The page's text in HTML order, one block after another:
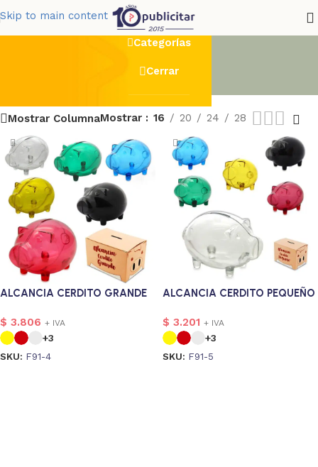
Skip to main content cerda
Categorías
Cerrar
Mostrar ColumnaMostrar 16 20 24 28
ALCANCIA CERDITO GRANDE
$ 3.806 + IVA
+3
SKU: F91-4
ALCANCIA CERDITO PEQUEÑO
$ 3.201 + IVA
+3
SKU: F91-5